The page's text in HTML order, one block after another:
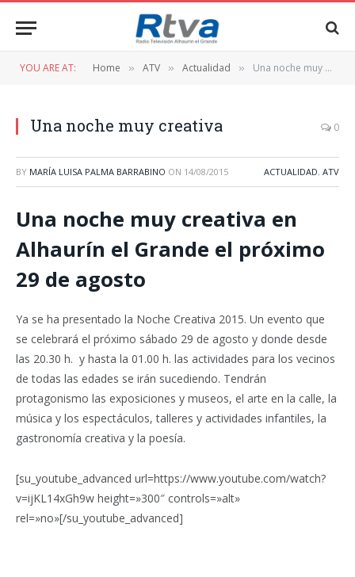
YOU ARE AT: Home » ATV » Actualidad » Una noche muy creativa
Una noche muy creativa 0
BY MARÍA LUISA PALMA BARRABINO ON 14/08/2015 ACTUALIDAD, ATV
Una noche muy creativa en
Alhaurín el Grande el próximo
29 de agosto
Ya se ha presentado la Noche Creativa 2015. Un evento que
se celebrará el próximo sábado 29 de agosto y donde desde
las 20.30 h. y hasta la 01.00 h. las actividades para los vecinos
de todas las edades se irán sucediendo. Tendrán
protagonismo las exposiciones y museos, el arte en la calle, la
música y los espectáculos, talleres y actividades infantiles, la
gastronomía creativa y la poesía.
[su_youtube_advanced url=https://www.youtube.com/watch?
v=ijKL14xGh9w height=»300″ controls=»alt»
rel=»no»[/su_youtube_advanced]